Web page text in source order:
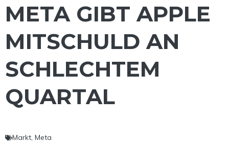
META GIBT APPLE
MITSCHULD AN
SCHLECHTEM
QUARTAL
Markt, Meta